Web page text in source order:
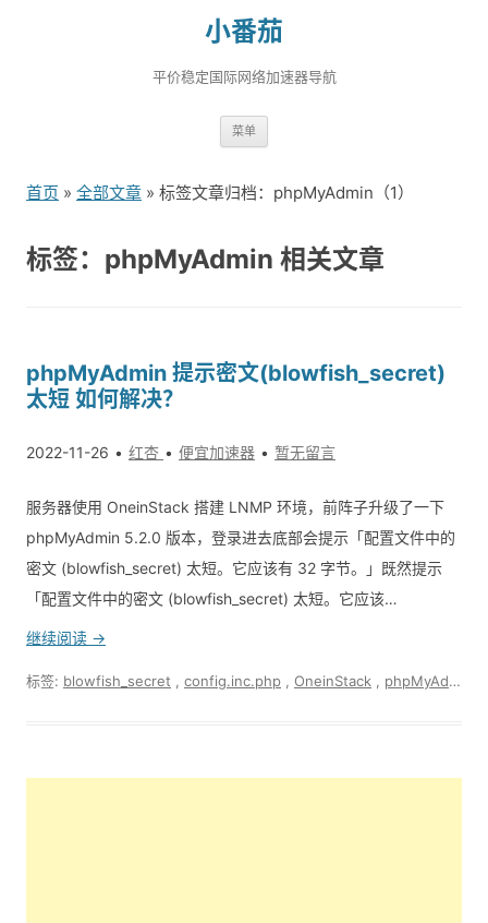
小番茄
平价稳定国际网络加速器导航
菜单
首页 » 全部文章 » 标签文章归档：phpMyAdmin（1）
标签：phpMyAdmin 相关文章
phpMyAdmin 提示密文(blowfish_secret)
太短 如何解决？
2022-11-26 红杏 便宜加速器 暂无留言
服务器使用 OneinStack 搭建 LNMP 环境，前阵子升级了一下
phpMyAdmin 5.2.0 版本，登录进去底部会提示「配置文件中的
密文 (blowfish_secret) 太短。它应该有 32 字节。」既然提示
「配置文件中的密文 (blowfish_secret) 太短。它应该…
继续阅读 →
标签: blowfish_secret config.inc.php OneinStack phpMyAdmin